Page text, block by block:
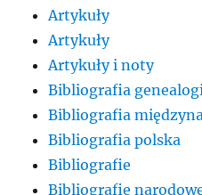
Artykuły
Artykuły
Artykuły i noty
Bibliografia
Bibliografia
Bibliografia polska
Bibliografie
Bibliografie